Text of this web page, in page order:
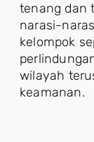
tenang dan
narasi-
kelompok
wilayah
keamanan.